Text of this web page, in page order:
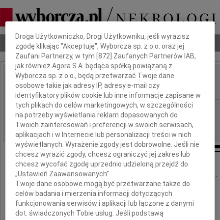
Nekrologi Odeszli Poradnik pogrzebowy
IMIĘ I NAZWISKO: Jerzy Dałek
REGION: Katowice
DATA EMISJI: 16.04.2021
Z głębokim żalem zawiadamiamy,
że w dniu 09.04.2021 roku zmarł mąż i ojciec
Dbamy o Twoją prywatność
Droga Użytkowniczko, Drogi Użytkowniku, jeśli wyrazisz
zgodę klikając "Akceptuję", Wyborcza sp. z o.o. oraz jej
Zaufani Partnerzy, w tym [872 ] Zaufanych Partnerów IAB,
jak również Agora S.A. będąca spółką powiązaną z
Wyborcza sp. z o.o., będą przetwarzać Twoje dane
osobowe takie jak adresy IP, adresy e-mail czy
identyfikatory plików cookie lub inne informacje zapisane w
tych plikach do celów marketingowych, w szczególności
na potrzeby wyświetlania reklam dopasowanych do
Twoich zainteresowań i preferencji w swoich serwisach,
aplikacjach i w Internecie lub personalizacji treści w nich
wyświetlanych. Wyrażenie zgody jest dobrowolne. Jeśli nie
chcesz wyrazić zgody, chcesz ograniczyć jej zakres lub
chcesz wycofać zgodę uprzednio udzieloną przejdź do
„Ustawień Zaawansowanych”.
Twoje dane osobowe mogą być przetwarzane także do
celów badania i mierzenia informacji dotyczących
funkcjonowania serwisów i aplikacji lub łączone z danymi
dot. świadczonych Tobie usług. Jeśli podstawą